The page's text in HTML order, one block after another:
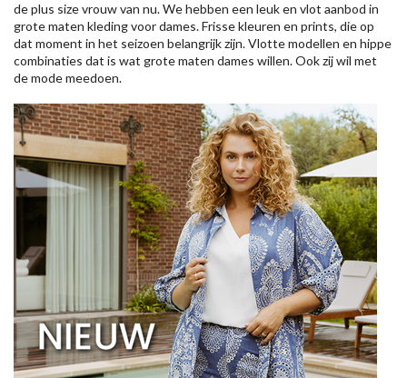
de plus size vrouw van nu. We hebben een leuk en vlot aanbod in
grote maten kleding voor dames. Frisse kleuren en prints, die op
dat moment in het seizoen belangrijk zijn. Vlotte modellen en hippe
combinaties dat is wat grote maten dames willen. Ook zij wil met
de mode meedoen.